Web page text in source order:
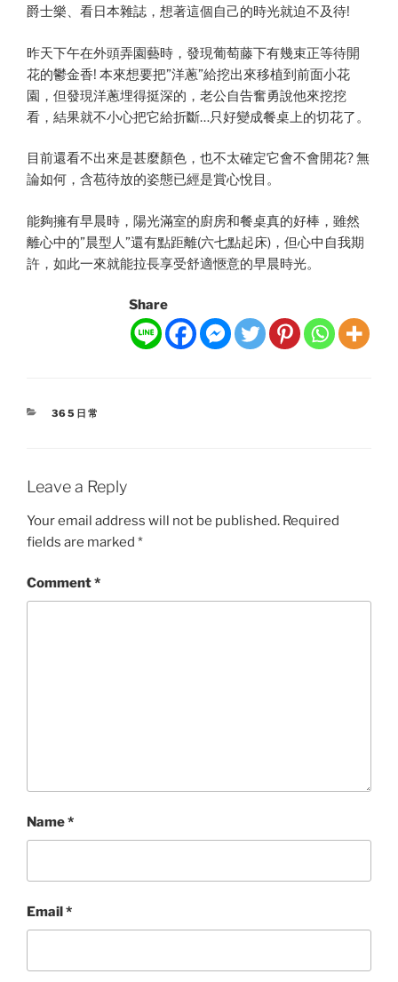
爵士樂、看日本雜誌，想著這個自己的時光就迫不及待!
昨天下午在外頭弄園藝時，發現葡萄藤下有幾束正等待開
花的鬱金香! 本來想要把”洋蔥”給挖出來移植到前面小花
園，但發現洋蔥埋得挺深的，老公自告奮勇說他來挖挖
看，結果就不小心把它給折斷…只好變成餐桌上的切花了。
目前還看不出來是甚麼顏色，也不太確定它會不會開花? 無
論如何，含苞待放的姿態已經是賞心悅目。
能夠擁有早晨時，陽光滿室的廚房和餐桌真的好棒，雖然
離心中的”晨型人”還有點距離(六七點起床)，但心中自我期
許，如此一來就能拉長享受舒適愜意的早晨時光。
Share
CATEGORIES
365日常
Leave a Reply
Your email address will not be published. Required
fields are marked *
Comment*
Name*
Email*